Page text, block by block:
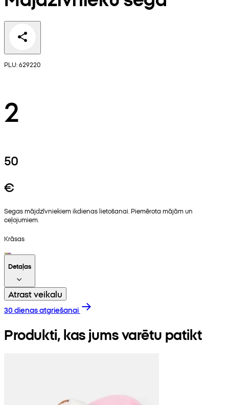
PLU: 629220
2
50
€
Segas mājdzīvniekiem ikdienas lietošanai. Piemērota mājām un
ceļojumiem.
Krāsas
Detaļas
Atrast veikalu
30 dienas atgriešanai
Produkti, kas jums varētu patikt